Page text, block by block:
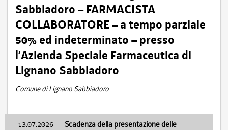
Sabbiadoro – FARMACISTA
COLLABORATORE – a tempo parziale
50% ed indeterminato – presso
l’Azienda Speciale Farmaceutica di
Lignano Sabbiadoro
Comune di Lignano Sabbiadoro
13.07.2026 - Scadenza della presentazione delle